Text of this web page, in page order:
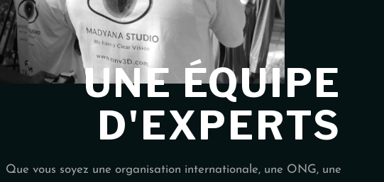
UNE ÉQUIPE
D'EXPERTS
Que vous soyez une organisation internationale, une ONG, une